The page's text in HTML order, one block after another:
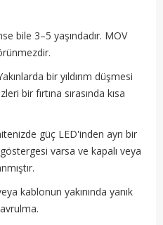
bile 3–5 yaşındadır. MOV
bir yıldırım düşmesi
bir fırtına sırasında kısa
güç LED'inden ayrı bir
göstergesi varsa ve kapalı veya
kablonun yakınında yanık